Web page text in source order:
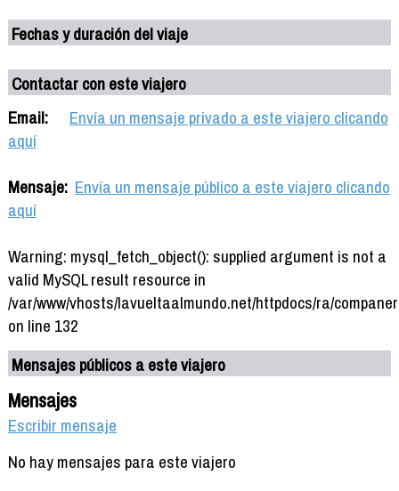
Fechas y duración del viaje
Contactar con este viajero
Email:
Envía un mensaje privado a este viajero clicando
aquí
Mensaje: Envía un mensaje público a este viajero clicando
aquí
Warning: mysql_fetch_object(): supplied argument is not a
valid MySQL result resource in
/var/www/vhosts/lavueltaalmundo.net/httpdocs/ra/
on line 132
Mensajes públicos a este viajero
Mensajes
Escribir mensaje
No hay mensajes para este viajero